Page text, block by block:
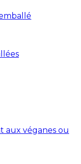
aux véganes ou